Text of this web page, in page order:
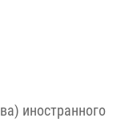
иностранного